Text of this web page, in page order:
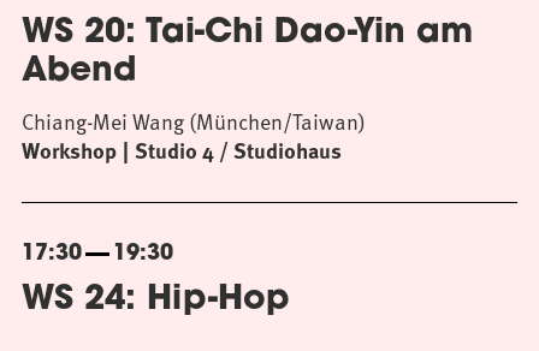
WS 20: Tai-Chi Dao-Yin am
Abend
Workshop Studio 4 / Studiohaus
Chiang-Mei Wang (München/Taiwan)
17:30 19:30
WS 24: Hip-Hop